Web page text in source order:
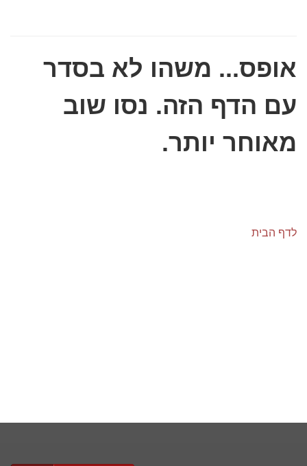
אופס... משהו לא בסדר
עם הדף הזה. נסו שוב
מאוחר יותר.
לדף הבית